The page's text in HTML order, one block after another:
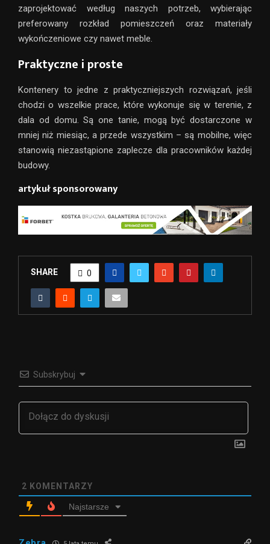
zaprojektować według naszych potrzeb, wybierając
preferowany rozkład pomieszczeń oraz materiały
wykończeniowe czy nawet meble.
Praktyczne i proste
Kontenery to jedne z praktyczniejszych rozwiązań, jeśli
chodzi o wszelkie prace, które wykonuje się w terenie, z
dala od domu. Są one tanie, mogą być dostarczone w
mniej niż miesiąc, a przede wszystkim – są mobilne, więc
stanowią niezastąpione zaplecze dla pracowników każdej
budowy.
artykuł sponsorowany
SHARE 0
Subskrybuj
2 KOMENTARZY
Najstarsze